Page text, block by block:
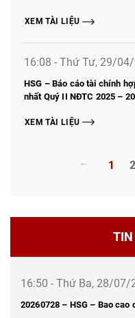
XEM TÀI LIỆU
16:08 - Thứ Tư, 29/
HSG – Báo cáo tài chính
nhất Quý II NĐTC 2025 –
XEM TÀI LIỆU
1 2
16:50 - Thứ Ba, 28/07/
20260728 – HSG – Bao